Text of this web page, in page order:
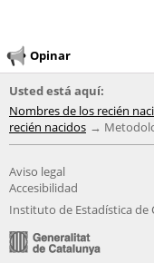
Opinar
Usted está aquí:
Nombres de los recién
recién nacidos
Aviso legal
Accesibilidad
Instituto de Estadística de